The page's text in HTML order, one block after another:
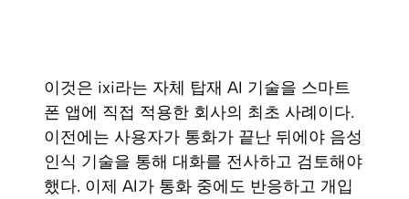
이것은 ixi라는 자체 탑재 AI 기술을 스마트
폰 앱에 직접 적용한 회사의 최초 사례이다.
이전에는 사용자가 통화가 끝난 뒤에야 음성
인식 기술을 통해 대화를 전사하고 검토해야
했다. 이제 AI가 통화 중에도 반응하고 개입